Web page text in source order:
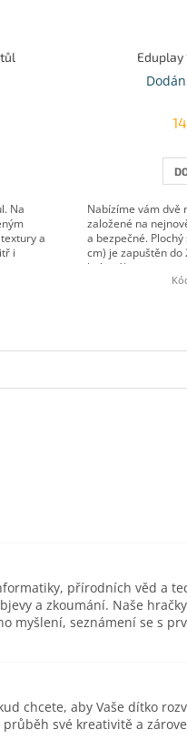
Na
a
i
Nabízíme vám dvě
založené na
a bezpečné.
cm) je zapuštěn
bukového...
přírodních věd a
a zkoumání. Naše
myšlení, seznámení se s
chcete, aby Vaše dítko
své kreativitě a